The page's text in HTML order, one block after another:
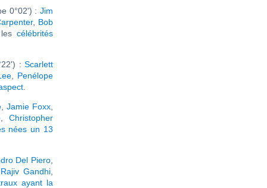
0°02') : Jim
, Bob
lescélébrités
: Scarlett
, Penélope
Jamie Foxx
,Christopher
nées un 13
Del Piero
Rajiv Gandhi
ayant la